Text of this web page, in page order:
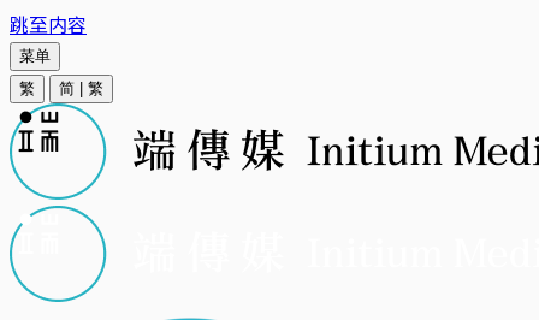
跳至内容
菜单
繁
简 繁